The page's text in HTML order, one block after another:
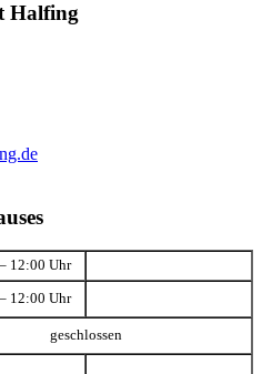
Halfing
12:00 Uhr
12:00 Uhr
geschlossen